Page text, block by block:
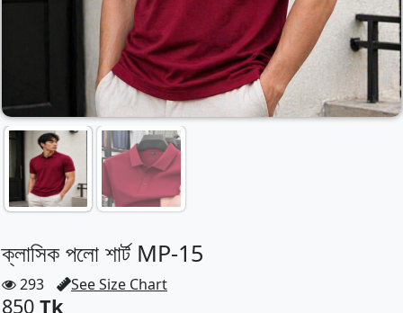
ক্লাসিক পলো শার্ট MP-15
293 See Size Chart
850 Tk